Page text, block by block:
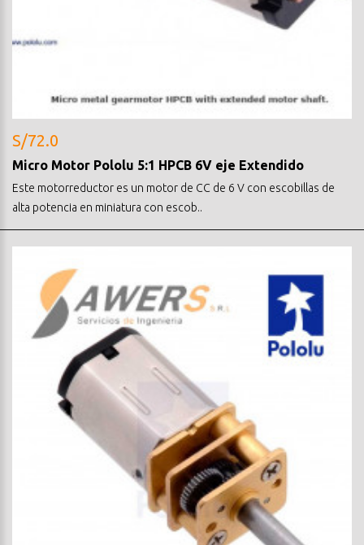
S/72.0
Micro Motor Pololu 5:1 HPCB 6V eje Extendido
Este motorreductor es un motor de CC de 6 V con escobillas de
alta potencia en miniatura con escob..